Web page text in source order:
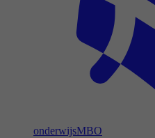
onderwijsMBO